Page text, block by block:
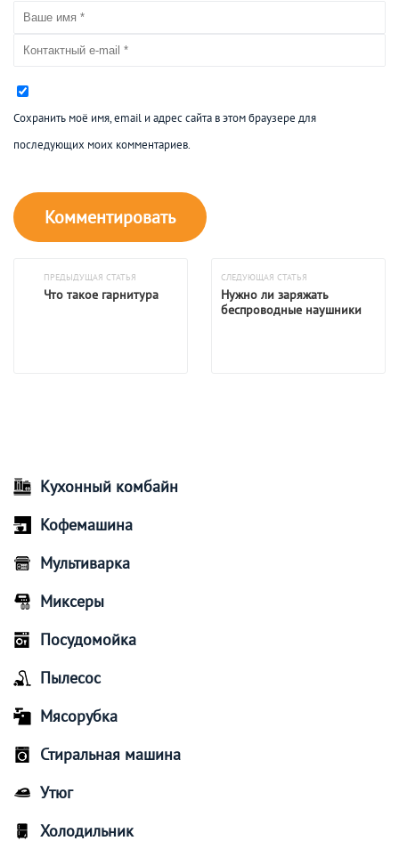
Сохранить моё имя, email и адрес сайта в этом браузере для
последующих моих комментариев.
ПРЕДЫДУЩАЯ СТАТЬЯ
Что такое гарнитура
СЛЕДУЮЩАЯ СТАТЬЯ
Нужно ли заряжать
беспроводные наушники
Кухонный комбайн
Кофемашина
Мультиварка
Миксеры
Посудомойка
Пылесос
Мясорубка
Стиральная машина
Утюг
Холодильник